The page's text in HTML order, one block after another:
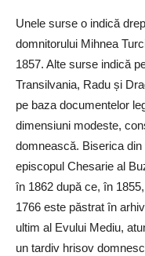
Unele surse o indică
domnitorului Mihnea
1857. Alte surse indică
Transilvania, Radu și
pe baza documentelor
dimensiuni modeste,
domnească. Biserica
episcopul Chesarie al
în 1862 după ce, în
1766 este păstrat în
ultim al Evului Mediu,
un tardiv hrisov